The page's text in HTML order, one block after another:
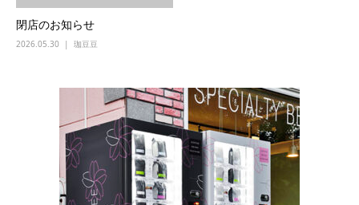
閉店のお知らせ
2026.05.30 珈豆豆